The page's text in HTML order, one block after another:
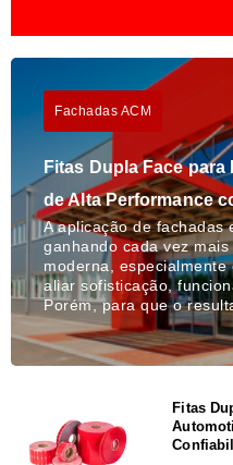
Fachadas ACM
Fitas Dupla Face
de Alta Performance
A aplicação de fachadas
ganhando cada vez
moderna,
aliar sofisticação,
Porém, para que o
Fitas